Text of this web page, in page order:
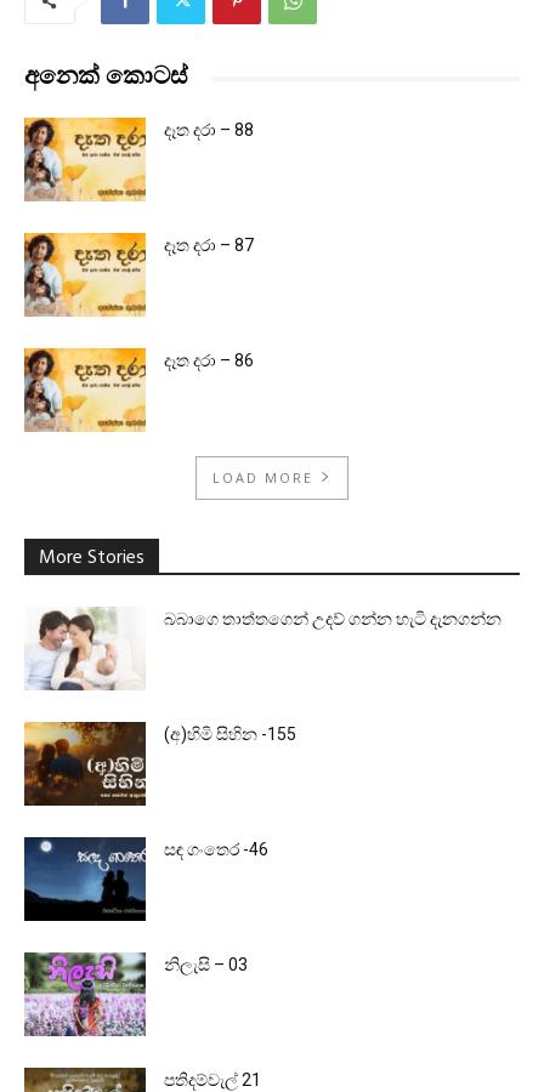
අනෙක් කොටස්
දෑත දරා – 88
දෑත දරා – 87
දෑත දරා – 86
LOAD MORE
More Stories
බබාගෙ තාත්තගෙන් උදව් ගන්න හැටි දැනගන්න
(අ)හිමි සිහින -155
සඳ ගංතෙර -46
නිලැසි – 03
පතිදම්වැල් 21